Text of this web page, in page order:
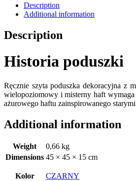
Description
Additional information
Description
Historia poduszki
Ręcznie szyta poduszka dekoracyjna z
wielopoziomowy i misterny haft
ażurowego haftu zainspirowanego
Additional information
Weight
0,66 kg
Dimensions 45 × 45 × 15 cm
Kolor CZARNY